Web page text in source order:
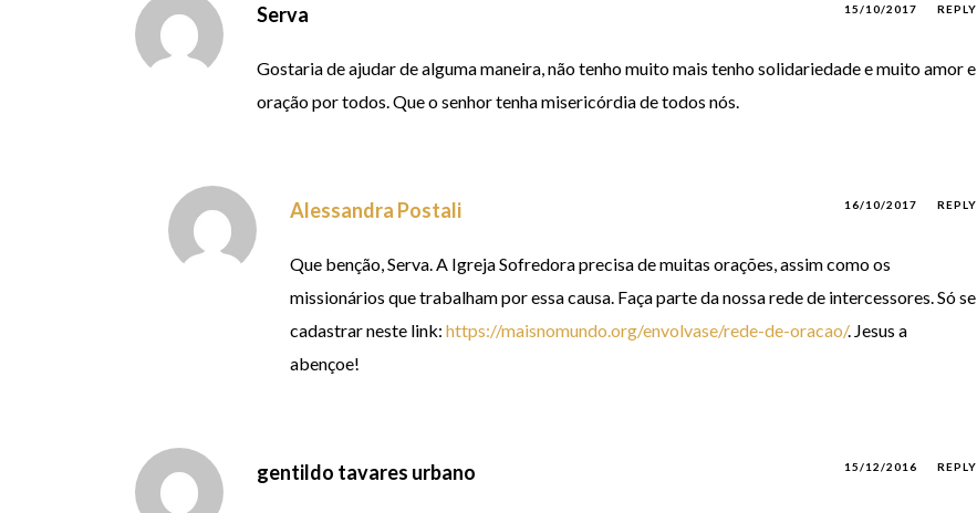
Serva 15/10/2017 REPLY
Gostaria de ajudar de alguma maneira, não tenho muito mais tenho solidariedade e muito amor e
oração por todos. Que o senhor tenha misericórdia de todos nós.
Alessandra Postali 16/10/2017 REPLY
Que benção, Serva. A Igreja Sofredora precisa de muitas orações, assim como os
missionários que trabalham por essa causa. Faça parte da nossa rede de intercessores. Só se
cadastrar neste link: https://maisnomundo.org/envolvase/rede-de-oracao/. Jesus a
abençoe!
gentildo tavares urbano 15/12/2016 REPLY